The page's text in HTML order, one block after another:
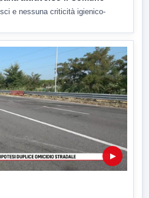
e nessuna criticità igienico-
▶